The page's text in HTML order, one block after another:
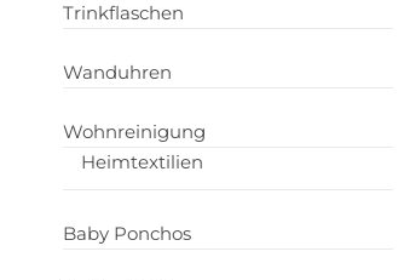
Trinkflaschen
Wanduhren
Wohnreinigung
Heimtextilien
Baby Ponchos